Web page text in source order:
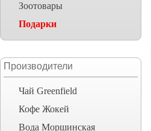
Зоотовары
Подарки
Производители
Чай Greenfield
Кофе Жокей
Вода Моршинская